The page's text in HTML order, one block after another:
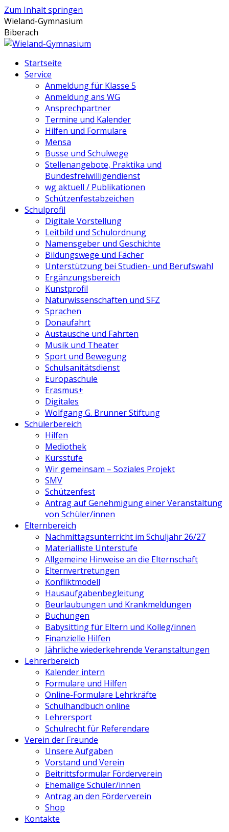
Zum Inhalt springen
Wieland-Gymnasium
Biberach
Startseite
Service
Anmeldung für Klasse 5
Anmeldung ans WG
Ansprechpartner
Termine und Kalender
Hilfen und Formulare
Mensa
Busse und Schulwege
Stellenangebote, Praktika und
Bundesfreiwilligendienst
wg aktuell / Publikationen
Schützenfestabzeichen
Schulprofil
Digitale Vorstellung
Leitbild und Schulordnung
Namensgeber und Geschichte
Bildungswege und Fächer
Unterstützung bei Studien- und Berufswahl
Ergänzungsbereich
Kunstprofil
Naturwissenschaften und SFZ
Sprachen
Donaufahrt
Austausche und Fahrten
Musik und Theater
Sport und Bewegung
Schulsanitätsdienst
Europaschule
Erasmus+
Digitales
Wolfgang G. Brunner Stiftung
Schülerbereich
Hilfen
Mediothek
Kursstufe
Wir gemeinsam – Soziales Projekt
SMV
Schützenfest
Antrag auf Genehmigung einer Veranstaltung
von Schüler/innen
Elternbereich
Nachmittagsunterricht im Schuljahr 26/27
Materialliste Unterstufe
Allgemeine Hinweise an die Elternschaft
Elternvertretungen
Konfliktmodell
Hausaufgabenbegleitung
Beurlaubungen und Krankmeldungen
Buchungen
Babysitting für Eltern und Kolleg/innen
Finanzielle Hilfen
Jährliche wiederkehrende Veranstaltungen
Lehrerbereich
Kalender intern
Formulare und Hilfen
Online-Formulare Lehrkräfte
Schulhandbuch online
Lehrersport
Schulrecht für Referendare
Verein der Freunde
Unsere Aufgaben
Vorstand und Verein
Beitrittsformular Förderverein
Ehemalige Schüler/innen
Antrag an den Förderverein
Shop
Kontakte